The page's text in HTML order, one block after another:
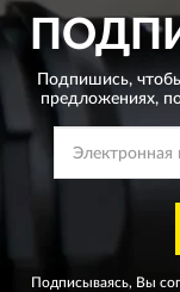
Подпишись,
предложениях,
Подписываясь, Вы